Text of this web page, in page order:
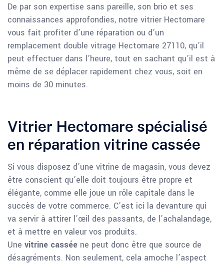
De par son expertise sans pareille, son brio et ses
connaissances approfondies, notre vitrier Hectomare
vous fait profiter d’une réparation ou d’un
remplacement double vitrage Hectomare 27110, qu’il
peut effectuer dans l’heure, tout en sachant qu’il est à
même de se déplacer rapidement chez vous, soit en
moins de 30 minutes.
Vitrier Hectomare spécialisé
en réparation vitrine cassée
Si vous disposez d’une vitrine de magasin, vous devez
être conscient qu’elle doit toujours être propre et
élégante, comme elle joue un rôle capitale dans le
succès de votre commerce. C’est ici la devanture qui
va servir à attirer l’œil des passants, de l’achalandage,
et à mettre en valeur vos produits.
Une vitrine cassée ne peut donc être que source de
désagréments. Non seulement, cela amoche l’aspect